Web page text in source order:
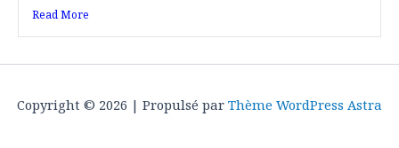
Read More
Copyright © 2026 | Propulsé par Thème WordPress Astra